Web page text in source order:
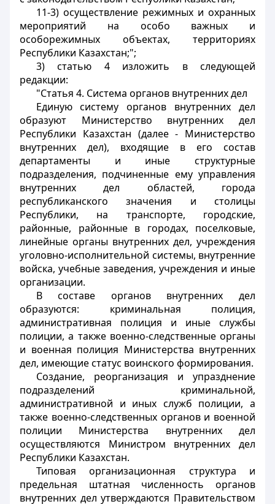
11-3) осуществление режимных и охранных
мероприятий на особо важных и
особорежимных объектах, территориях
Республики Казахстан;";
3) статью 4 изложить в следующей
редакции:
"Статья 4. Система органов внутренних дел
Единую систему органов внутренних дел
образуют Министерство внутренних дел
Республики Казахстан (далее - Министерство
внутренних дел), входящие в его состав
департаменты и иные структурные
подразделения, подчиненные ему управления
внутренних дел областей, города
республиканского значения и столицы
Республики, на транспорте, городские,
районные, районные в городах, поселковые,
линейные органы внутренних дел, учреждения
уголовно-исполнительной системы, внутренние
войска, учебные заведения, учреждения и иные
организации.
В составе органов внутренних дел
образуются: криминальная полиция,
административная полиция и иные службы
полиции, а также военно-следственные органы
и военная полиция Министерства внутренних
дел, имеющие статус воинского формирования.
Создание, реорганизация и упразднение
подразделений криминальной,
административной и иных служб полиции, а
также военно-следственных органов и военной
полиции Министерства внутренних дел
осуществляются Министром внутренних дел
Республики Казахстан.
Типовая организационная структура и
предельная штатная численность органов
внутренних дел утверждаются Правительством